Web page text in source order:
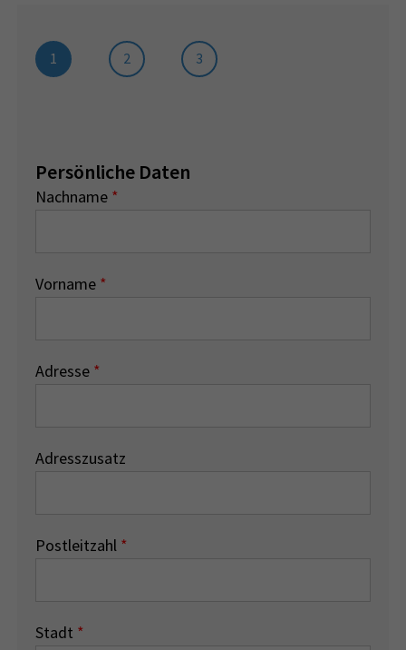
1 2 3
Persönliche Daten
Nachname *
Vorname *
Adresse *
Adresszusatz
Postleitzahl *
Stadt *